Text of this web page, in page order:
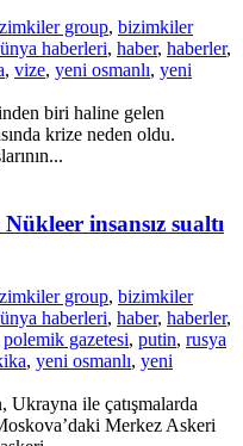
group, bizimkiler
haberleri, haber, haberler,
, vize, yeni osmanlı, yeni
biri haline gelen
krize neden oldu.
insansız sualtı
group, bizimkiler
haberleri, haber, haberler,
polemik gazetesi, putin, rusya
, yeni osmanlı, yeni
ile çatışmalarda
Merkez Askeri